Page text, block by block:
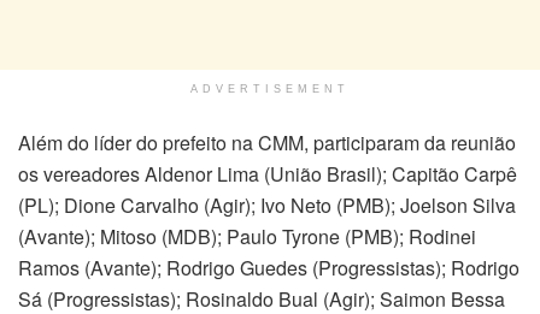
ADVERTISEMENT
Além do líder do prefeito na CMM, participaram da reunião
os vereadores Aldenor Lima (União Brasil); Capitão Carpê
(PL); Dione Carvalho (Agir); Ivo Neto (PMB); Joelson Silva
(Avante); Mitoso (MDB); Paulo Tyrone (PMB); Rodinei
Ramos (Avante); Rodrigo Guedes (Progressistas); Rodrigo
Sá (Progressistas); Rosinaldo Bual (Agir); Saimon Bessa